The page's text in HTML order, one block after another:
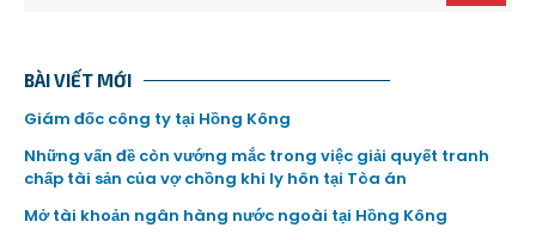
BÀI VIẾT MỚI
Giám đốc công ty tại Hồng Kông
Những vấn đề còn vướng mắc trong việc giải quyết tranh
chấp tài sản của vợ chồng khi ly hôn tại Tòa án
Mở tài khoản ngân hàng nước ngoài tại Hồng Kông